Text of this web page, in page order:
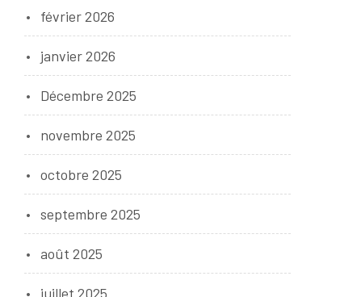
février 2026
janvier 2026
Décembre 2025
novembre 2025
octobre 2025
septembre 2025
août 2025
juillet 2025